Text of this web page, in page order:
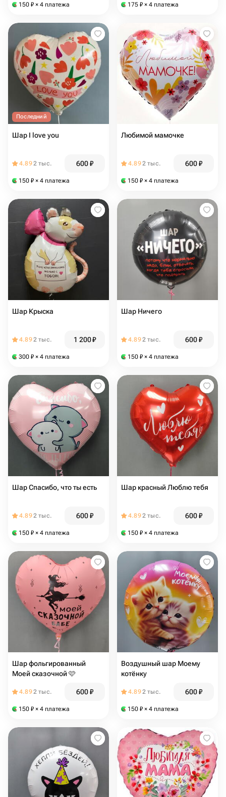
150 ₽ × 4 платежа 175 ₽ × 4 платежа
Последний
Шар I love you
4.892 тыс. 600₽
150 ₽ × 4 платежа
Любимой мамочке
4.892 тыс. 600₽
150 ₽ × 4 платежа
Шар Крыска
4.892 тыс. 1 200₽
300 ₽ × 4 платежа
Шар Ничего
4.892 тыс. 600₽
150 ₽ × 4 платежа
Шар Спасибо, что ты есть
4.892 тыс. 600₽
150 ₽ × 4 платежа
Шар красный Люблю тебя
4.892 тыс. 600₽
150 ₽ × 4 платежа
Шар фольгированный
Моей сказочной 🩷
4.892 тыс. 600₽
150 ₽ × 4 платежа
Воздушный шар Моему
котёнку
4.892 тыс. 600₽
150 ₽ × 4 платежа